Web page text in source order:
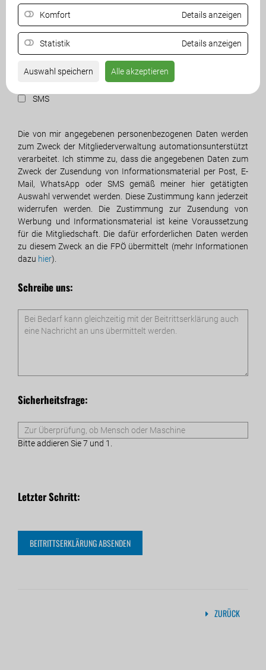
Komfort Details anzeigen
Statistik Details anzeigen
Auswahl speichern Alle akzeptieren
Zusendung von Infomaterial per:
E-Mail
WhatsApp
SMS
Die von mir angegebenen personenbezogenen Daten werden
zum Zweck der Mitgliederverwaltung automationsunterstützt
verarbeitet. Ich stimme zu, dass die angegebenen Daten zum
Zweck der Zusendung von Informationsmaterial per Post, E-
Mail, WhatsApp oder SMS gemäß meiner hier getätigten
Auswahl verwendet werden. Diese Zustimmung kann jederzeit
widerrufen werden. Die Zustimmung zur Zusendung von
Werbung und Informationsmaterial ist keine Voraussetzung
für die Mitgliedschaft. Die dafür erforderlichen Daten werden
zu diesem Zweck an die FPÖ übermittelt (mehr Informationen
dazu hier).
Schreibe uns:
Sicherheitsfrage:
Bitte addieren Sie 7 und 1.
Letzter Schritt:
ZURÜCK